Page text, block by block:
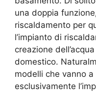
una doppia
riscaldamento per
l’impianto di
creazione
domestico.
modelli che vanno
esclusivamente